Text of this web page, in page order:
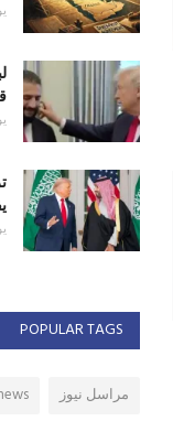
POPULAR TAGS
مراسل نيوز